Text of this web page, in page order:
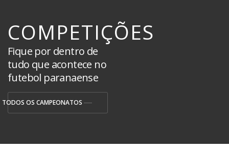
COMPETIÇÕES
Fique por dentro de
tudo que acontece no
futebol paranaense
TODOS OS CAMPEONATOS